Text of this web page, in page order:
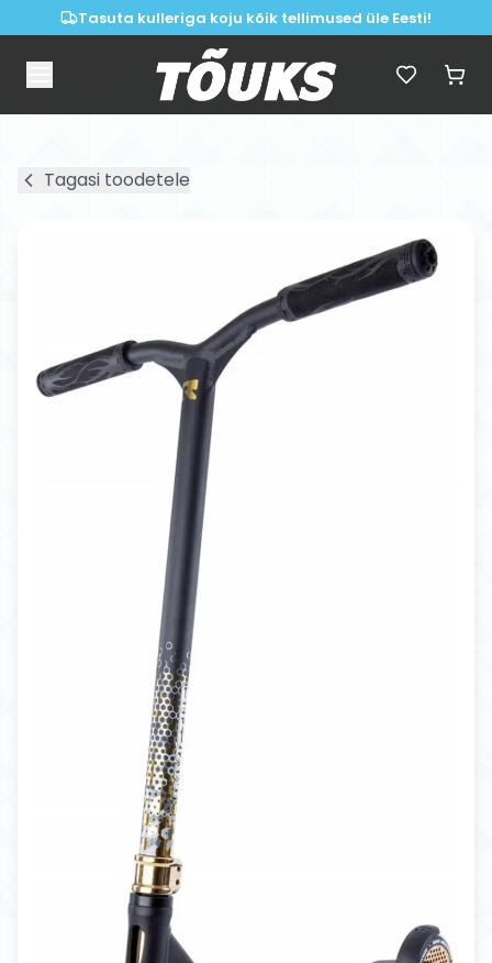
Tasuta kulleriga koju kõik tellimused üle Eesti!
Tagasi toodetele